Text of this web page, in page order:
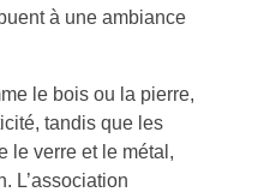
à une ambiance
le bois ou la pierre,
tandis que les
le verre et le métal,
L’association